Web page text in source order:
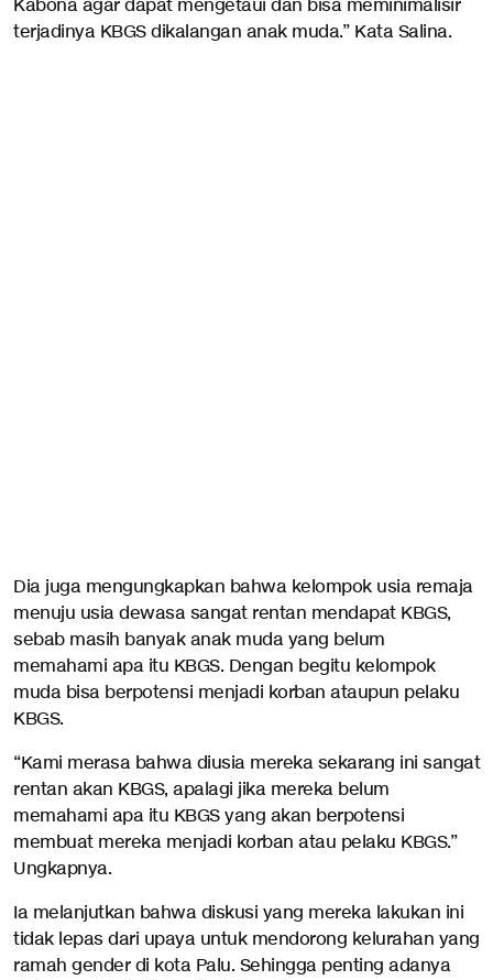
Kabona agar dapat mengetaui dan bisa meminimalisir
terjadinya KBGS dikalangan anak muda.’’ Kata Salina.
Dia juga mengungkapkan bahwa kelompok usia remaja
menuju usia dewasa sangat rentan mendapat KBGS,
sebab masih banyak anak muda yang belum
memahami apa itu KBGS. Dengan begitu kelompok
muda bisa berpotensi menjadi korban ataupun pelaku
KBGS.
“Kami merasa bahwa diusia mereka sekarang ini sangat
rentan akan KBGS, apalagi jika mereka belum
memahami apa itu KBGS yang akan berpotensi
membuat mereka menjadi korban atau pelaku KBGS.”
Ungkapnya.
Ia melanjutkan bahwa diskusi yang mereka lakukan ini
tidak lepas dari upaya untuk mendorong kelurahan yang
ramah gender di kota Palu. Sehingga penting adanya